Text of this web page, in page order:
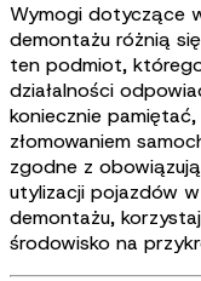
Wymogi dotyczące
demontażu różnią
ten podmiot,
działalności
koniecznie
złomowaniem
zgodne z
utylizacji pojazdów
demontażu,
środowisko na